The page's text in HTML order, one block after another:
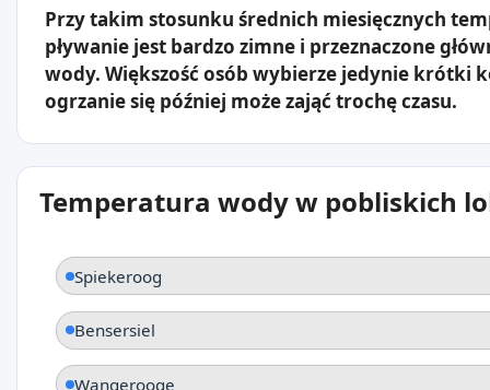
Przy takim stosunku średnich miesięcznych
pływanie jest bardzo zimne i przeznaczone
wody. Większość osób wybierze jedynie krótki
ogrzanie się później może zająć trochę czasu.
Temperatura wody w pobliskich
Spiekeroog
Bensersiel
Wangerooge